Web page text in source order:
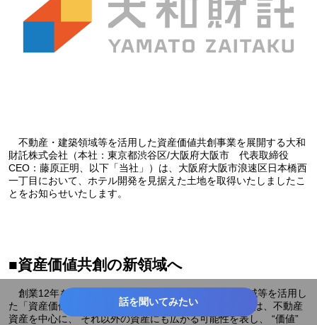
不動産・建築領域等を活用した資産価値共創事業を展開する大和
財託株式会社（本社：東京都渋谷区/大阪府大阪市 代表取締役
CEO：藤原正明、以下「当社」）は、大阪府大阪市浪速区日本橋西
一丁目において、ホテル開発を見据えた土地を取得いたしましたこ
とをお知らせいたします。
■資産価値共創の新領域へ
創業12年を迎えた当社は、これまで不動産・建築領域等を活用し
た「資産価値共創業」を展開してまいりました。“資産”は、不動産
資産を中心に、 それ以外の資産にも広がる可能性を表し、 “価値”
話を聞いてみたい